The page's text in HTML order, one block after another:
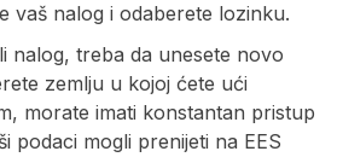
vaš nalog i odaberete lozinku.
nalog, treba da unesete novo
zemlju u kojoj ćete ući
morate imati konstantan pristup
podaci mogli prenijeti na EES